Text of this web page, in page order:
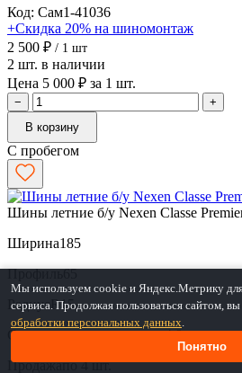
Код: Сам1-41036
+Скидка 20% на шиномонтаж
2 500 ₽ / 1 шт
2 шт. в наличии
Цена 5 000 ₽ за 1 шт.
−
+
В корзину
С пробегом
Шины летние б/у Nexen Classe
Ширина185
Профиль65
Радиус R15
Сред. остаток протектора4.9 мм
Продажапо 4 шт.
Мы используем cookie и Яндекс.Метрику
сервиса. Продолжая пользоваться сайтом, вы
обработки персональных данных.
Понятно